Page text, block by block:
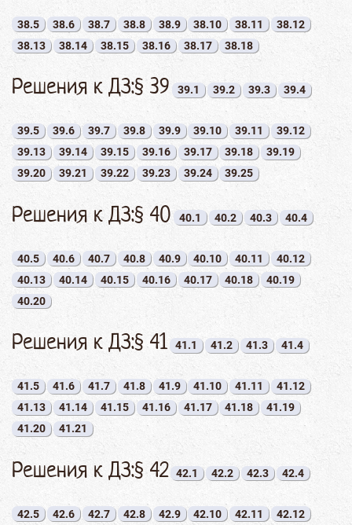
38.5 38.6 38.7 38.8 38.9 38.10 38.11
38.12
38.13
38.14 38.15 38.16 38.17 38.18
Решения к ДЗ:§ 39 39.1 39.2 39.3 39.4
39.5 39.6 39.7 39.8 39.9 39.10 39.11
39.12
39.13
39.14 39.15 39.16 39.17 39.18
39.19
39.20
39.21 39.22 39.23 39.24 39.25
Решения к ДЗ:§ 40 40.1 40.2 40.3 40.4
40.5 40.6 40.7 40.8 40.9 40.10 40.11
40.12
40.13
40.14 40.15 40.16 40.17 40.18
40.19
40.20
Решения к ДЗ:§ 41 41.1 41.2 41.3 41.4
41.5 41.6 41.7 41.8 41.9 41.10 41.11
41.12
41.13
41.14 41.15 41.16 41.17 41.18
41.19
41.20
41.21
Решения к ДЗ:§ 42 42.1 42.2 42.3 42.4
42.5 42.6 42.7 42.8 42.9 42.10 42.11
42.12